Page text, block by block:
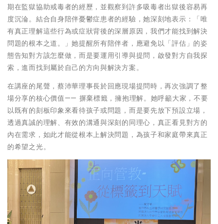
期在監獄協助戒毒者的經歷，並觀察到許多吸毒者出獄後容易再
度沉淪。結合自身陪伴憂鬱症患者的經驗，她深刻地表示：「唯
有真正理解這些行為或症狀背後的深層原因，我們才能找到解決
問題的根本之道。」她提醒所有陪伴者，應避免以「評估」的姿
態告知對方該怎麼做，而是要運用引導與提問，啟發對方自我探
索，進而找到屬於自己的方向與解決方案。
在講座的尾聲，蔡沛華理事長於回應現場提問時，再次強調了整
場分享的核心價值—— 摒棄標籤，擁抱理解。她呼籲大家，不要
以既有的刻板印象來看待孩子或問題，而是要先放下預設立場，
透過真誠的理解、有效的溝通與深刻的同理心，真正看見對方的
內在需求，如此才能從根本上解決問題，為孩子和家庭帶來真正
的希望之光。